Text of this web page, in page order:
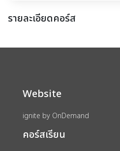
รายละเอียดคอร์ส
Website
ignite by OnDemand
คอร์สเรียน